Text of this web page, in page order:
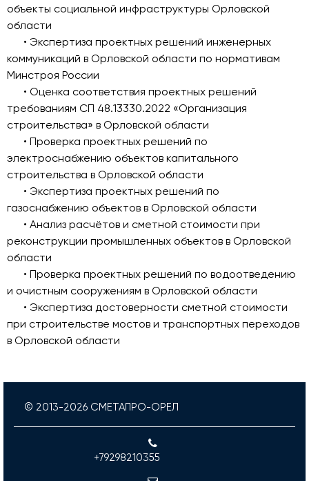
объекты социальной инфраструктуры Орловской
области
• Экспертиза проектных решений инженерных
коммуникаций в Орловской области по нормативам
Минстроя России
• Оценка соответствия проектных решений
требованиям СП 48.13330.2022 «Организация
строительства» в Орловской области
• Проверка проектных решений по
электроснабжению объектов капитального
строительства в Орловской области
• Экспертиза проектных решений по
газоснабжению объектов в Орловской области
• Анализ расчётов и сметной стоимости при
реконструкции промышленных объектов в Орловской
области
• Проверка проектных решений по водоотведению
и очистным сооружениям в Орловской области
• Экспертиза достоверности сметной стоимости
при строительстве мостов и транспортных переходов
в Орловской области
© 2013-2026 СМЕТАПРО-ОРЕЛ
+79298210355